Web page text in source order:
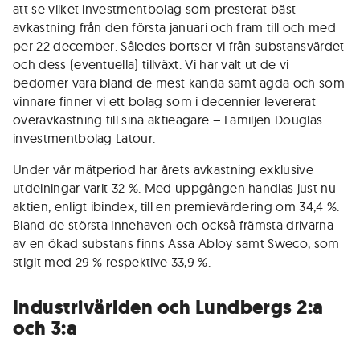
att se vilket investmentbolag som presterat bäst
avkastning från den första januari och fram till och med
per 22 december. Således bortser vi från substansvärdet
och dess (eventuella) tillväxt. Vi har valt ut de vi
bedömer vara bland de mest kända samt ägda och som
vinnare finner vi ett bolag som i decennier levererat
överavkastning till sina aktieägare – Familjen Douglas
investmentbolag Latour.
Under vår mätperiod har årets avkastning exklusive
utdelningar varit 32 %. Med uppgången handlas just nu
aktien, enligt ibindex, till en premievärdering om 34,4 %.
Bland de största innehaven och också främsta drivarna
av en ökad substans finns Assa Abloy samt Sweco, som
stigit med 29 % respektive 33,9 %.
Industrivärlden och Lundbergs 2:a
och 3:a